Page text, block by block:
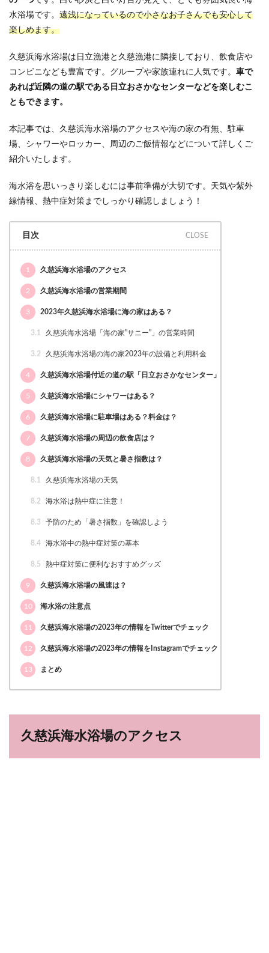
水浴場です。 遠浅になっているので小さなお子さんでも安心して
楽しめます。
久慈浜海水浴場は日立漁港と久慈漁港に隣接しており、飲食店や
コンビニなども豊富です。グループや家族連れに人気です。 車で
あれば近隣の道の駅である日立おさかなセンターなどを楽しむこ
ともできます。
本記事では、久慈浜海水浴場のアクセスや海の家の有無、駐車
場、シャワーやロッカー、周辺のご飯情報などについて詳しくご
紹介いたします。
海水浴を思いっきり楽しむには事前準備が大切です。天気や紫外
線情報、熱中症対策までしっかり確認しましょう！
目次
1 久慈浜海水浴場のアクセス
2 久慈浜海水浴場の営業期間
3 2023年久慈浜海水浴場に海の家はある？
3.1 久慈浜海水浴場「海の家”サニー”」の営業時間
3.2 久慈浜海水浴場の海の家2023年の設備と利用料金
4 久慈浜海水浴場付近の道の駅「日立おさかなセンター」
5 久慈浜海水浴場にシャワーはある？
6 久慈浜海水浴場に駐車場はある？料金は？
7 久慈浜海水浴場の周辺の飲食店は？
8 久慈浜海水浴場の天気と暑さ指数は？
8.1 久慈浜海水浴場の天気
8.2 海水浴は熱中症に注意！
8.3 予防のため「暑さ指数」を確認しよう
8.4 海水浴中の熱中症対策の基本
8.5 熱中症対策に便利なおすすめグッズ
9 久慈浜海水浴場の風速は？
10 海水浴の注意点
11 久慈浜海水浴場の2023年の情報をTwitterでチェック
12 久慈浜海水浴場の2023年の情報をInstagramでチェック
13 まとめ
久慈浜海水浴場のアクセス